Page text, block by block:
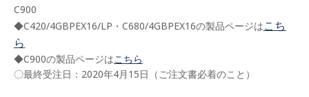
C900
◆C420/4GBPEX16/LP・C680/4GBPEX16の製品ページはこち
ら
◆C900の製品ページはこちら
〇最終受注日：2020年4月15日（ご注文書必着のこと）